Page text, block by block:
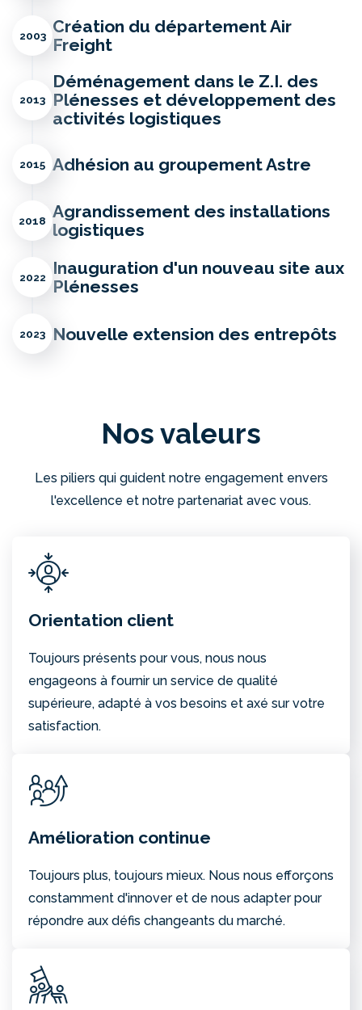
2003 Création du département Air
Freight
2013
Déménagement dans le Z.I. des
Plénesses et développement des
activités logistiques
2015 Adhésion au groupement Astre
2018 Agrandissement des installations
logistiques
2022
Inauguration d'un nouveau site aux
Plénesses
2023 Nouvelle extension des entrepôts
Nos valeurs
Les piliers qui guident notre engagement envers
l'excellence et notre partenariat avec vous.
Orientation client
Toujours présents pour vous, nous nous
engageons à fournir un service de qualité
supérieure, adapté à vos besoins et axé sur votre
satisfaction.
Amélioration continue
Toujours plus, toujours mieux. Nous nous efforçons
constamment d'innover et de nous adapter pour
répondre aux défis changeants du marché.